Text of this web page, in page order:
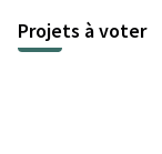
Projets à voter